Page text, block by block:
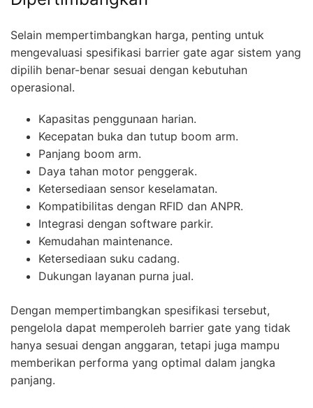
Selain mempertimbangkan harga, penting untuk
mengevaluasi spesifikasi barrier gate agar sistem yang
dipilih benar-benar sesuai dengan kebutuhan
operasional.
Kapasitas penggunaan harian.
Kecepatan buka dan tutup boom arm.
Panjang boom arm.
Daya tahan motor penggerak.
Ketersediaan sensor keselamatan.
Kompatibilitas dengan RFID dan ANPR.
Integrasi dengan software parkir.
Kemudahan maintenance.
Ketersediaan suku cadang.
Dukungan layanan purna jual.
Dengan mempertimbangkan spesifikasi tersebut,
pengelola dapat memperoleh barrier gate yang tidak
hanya sesuai dengan anggaran, tetapi juga mampu
memberikan performa yang optimal dalam jangka
panjang.